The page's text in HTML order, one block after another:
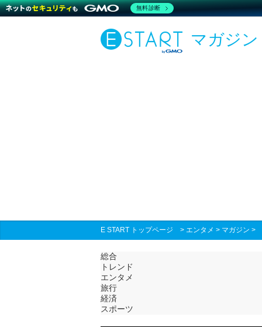
マガジン
E START トップページ > エンタメ > マガジン >
総合
トレンド
エンタメ
旅行
経済
スポーツ
無料診断